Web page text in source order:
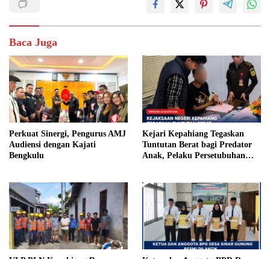
Baca Juga
Perkuat Sinergi, Pengurus AMJ
Audiensi dengan Kajati
Bengkulu
Kejari Kepahiang Tegaskan
Tuntutan Berat bagi Predator
Anak, Pelaku Persetubuhan
Penjara